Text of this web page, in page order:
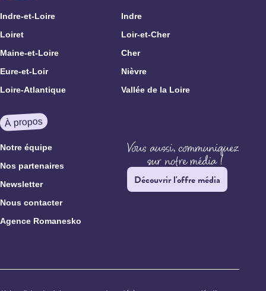
Indre-et-Loire
Indre
Loiret
Loir-et-Cher
Maine-et-Loire
Cher
Eure-et-Loir
Nièvre
Loire-Atlantique
Vallée de la Loire
À propos
Notre équipe
Nos partenaires
Newsletter
Nous contacter
Agence Romanesko
Découvrir l'offre média